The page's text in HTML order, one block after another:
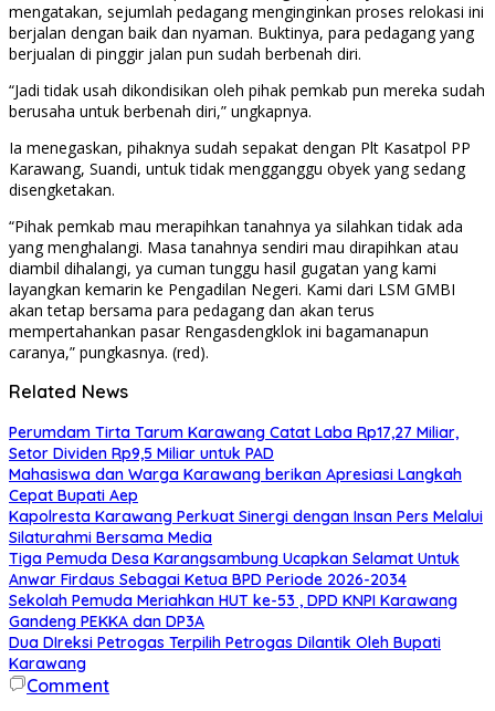
mengatakan, sejumlah pedagang menginginkan proses relokasi ini
berjalan dengan baik dan nyaman. Buktinya, para pedagang yang
berjualan di pinggir jalan pun sudah berbenah diri.
“Jadi tidak usah dikondisikan oleh pihak pemkab pun mereka sudah
berusaha untuk berbenah diri,” ungkapnya.
Ia menegaskan, pihaknya sudah sepakat dengan Plt Kasatpol PP
Karawang, Suandi, untuk tidak mengganggu obyek yang sedang
disengketakan.
“Pihak pemkab mau merapihkan tanahnya ya silahkan tidak ada
yang menghalangi. Masa tanahnya sendiri mau dirapihkan atau
diambil dihalangi, ya cuman tunggu hasil gugatan yang kami
layangkan kemarin ke Pengadilan Negeri. Kami dari LSM GMBI
akan tetap bersama para pedagang dan akan terus
mempertahankan pasar Rengasdengklok ini bagamanapun
caranya,” pungkasnya. (red).
Related News
Perumdam Tirta Tarum Karawang Catat Laba Rp17,27 Miliar,
Setor Dividen Rp9,5 Miliar untuk PAD
Mahasiswa dan Warga Karawang berikan Apresiasi Langkah
Cepat Bupati Aep
Kapolresta Karawang Perkuat Sinergi dengan Insan Pers Melalui
Silaturahmi Bersama Media
Tiga Pemuda Desa Karangsambung Ucapkan Selamat Untuk
Anwar Firdaus Sebagai Ketua BPD Periode 2026-2034
Sekolah Pemuda Meriahkan HUT ke-53 , DPD KNPI Karawang
Gandeng PEKKA dan DP3A
Dua DIreksi Petrogas Terpilih Petrogas Dilantik Oleh Bupati
Karawang
Comment